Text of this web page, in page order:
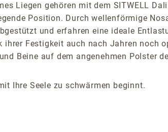
Liegen gehören mit dem SITWELL
Position. Durch wellenförmige
und erfahren eine ideale
ihrer Festigkeit auch nach Jahren
Beine auf dem angenehmen Polster
Ihre Seele zu schwärmen beginnt.